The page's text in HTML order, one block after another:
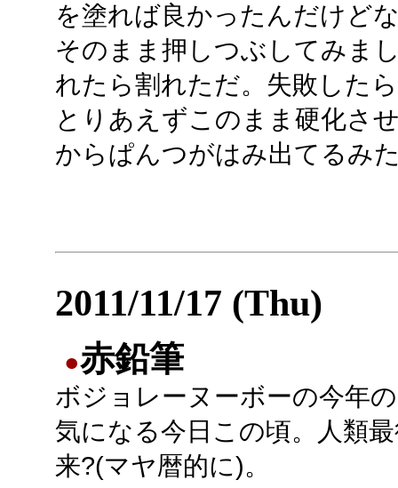
を塗れば良かったんだけど
そのまま押しつぶしてみま
れたら割れただ。失敗した
とりあえずこのまま硬化さ
からぱんつがはみ出てるみ
2011/11/17 (Thu)
●赤鉛筆
ボジョレーヌーボーの今年
気になる今日この頃。人類
来?(マヤ暦的に)。